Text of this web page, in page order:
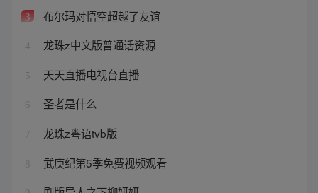
3 布尔玛对悟空超越了友谊
4 龙珠z中文版普通话资源
5 天天直播电视台直播
6 圣者是什么
7 龙珠z粤语tvb版
8 武庚纪第5季免费视频观看